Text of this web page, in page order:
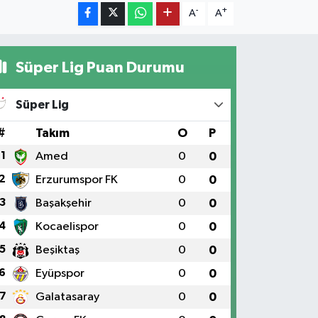
A- A+
Süper Lig Puan Durumu
Süper Lig
Takım O P
1 Amed 0 0
Erzurumspor FK 0 0
3 Başakşehir 0 0
Kocaelispor 0 0
5 Beşiktaş 0 0
Eyüpspor 0 0
7 Galatasaray 0 0